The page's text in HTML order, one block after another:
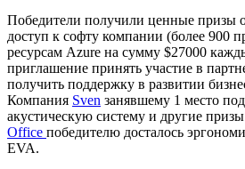
Победители получили ценные призы
доступ к софту компании (более 900
ресурсам Azure на сумму $27000
приглашение принять участие в
получить поддержку в развитии
Компания Sven занявшему 1 место
акустическую систему и другие
Office победителю досталось
EVA.